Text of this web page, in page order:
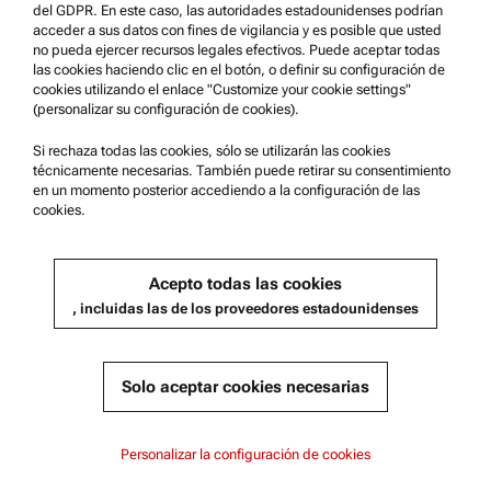
sus datos personales para cumplir con su solicitud y con el
fin de cumplir con las obligaciones contractuales hacia
usted. Puede encontrar más información en el
del GDPR. En este caso, las autoridades estadounidenses podrían
acceder a sus datos con fines de vigilancia y es posible que usted
no pueda ejercer recursos legales efectivos. Puede aceptar todas
las cookies haciendo clic en el botón, o definir su configuración de
cookies utilizando el enlace "Customize your cookie settings"
(personalizar su configuración de cookies).
Si rechaza todas las cookies, sólo se utilizarán las cookies
técnicamente necesarias. También puede retirar su consentimiento
en un momento posterior accediendo a la configuración de las
cookies.
Acepto todas las cookies
, incluidas las de los proveedores estadounidenses
Solo aceptar cookies necesarias
Personalizar la configuración de cookies